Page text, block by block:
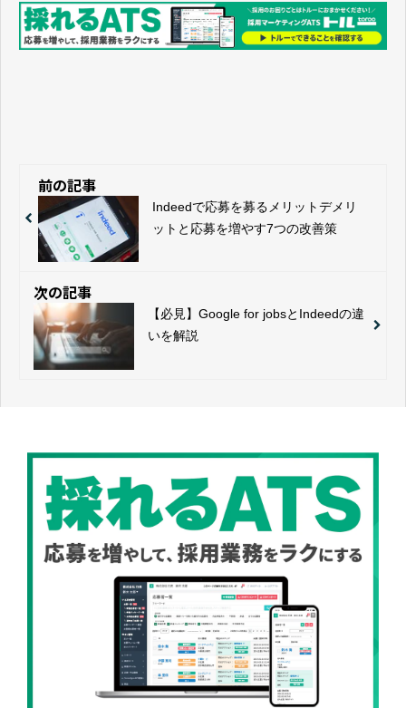
前の記事
Indeedで応募を募るメリットデメリ
ットと応募を増やす7つの改善策
次の記事
【必見】Google for jobsとIndeedの違
いを解説